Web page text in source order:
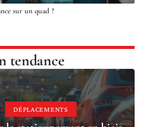
sur un quad ?
tendance
DÉPLACEMENTS